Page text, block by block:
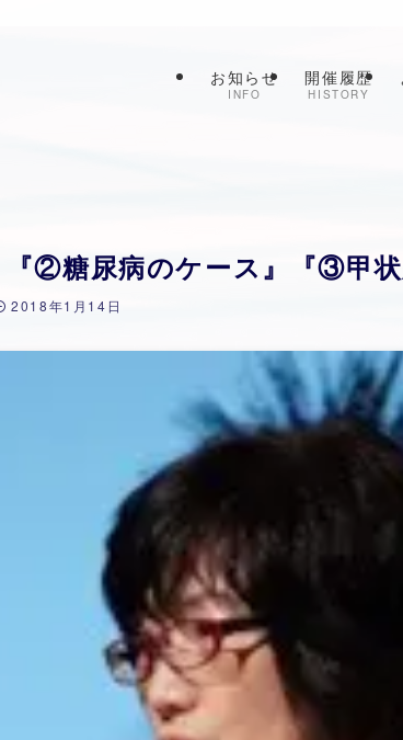
お知らせ
INFO
開催履歴
HISTORY
②糖尿病のケース』『③甲
2018年1月14日